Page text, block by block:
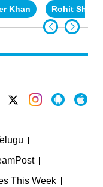
Khan Rohit
This Week